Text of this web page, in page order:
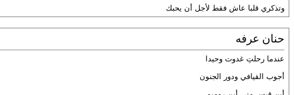
وتذكري قلبا عاش فقط لأجل أن يحبك
حنان عرفه
عندما رحلتِ غدوت وحيدا
أجوب القيافي ودور الجنون